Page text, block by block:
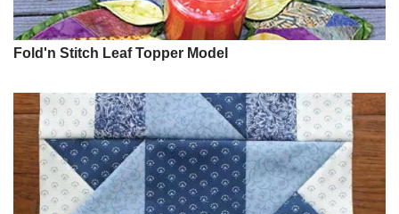
Fold'n Stitch Leaf Topper Model